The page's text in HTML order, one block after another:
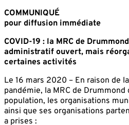
COMMUNIQUÉ
pour diffusion immédiate
COVID-19 : la MRC de
administratif ouvert, mais
certaines activités
Le 16 mars 2020 – En raison de
pandémie, la MRC de
population, les organisations
ainsi que ses organisations
a prises :